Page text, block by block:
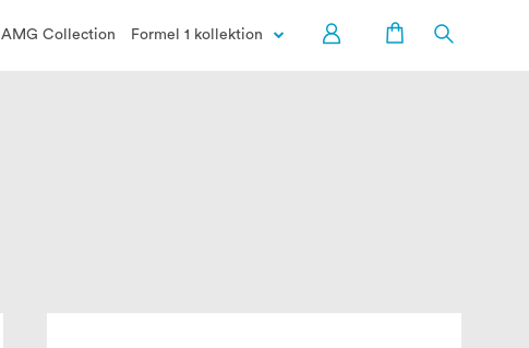
AMG Collection Formel 1 kollektion